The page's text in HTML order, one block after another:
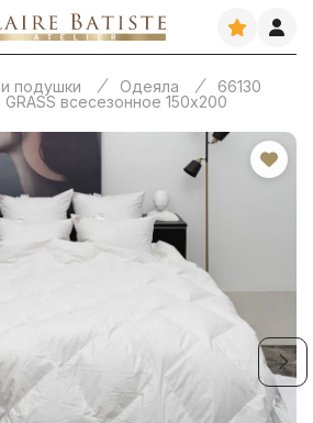
подушки Одеяла
66130
всесезонное 150х200